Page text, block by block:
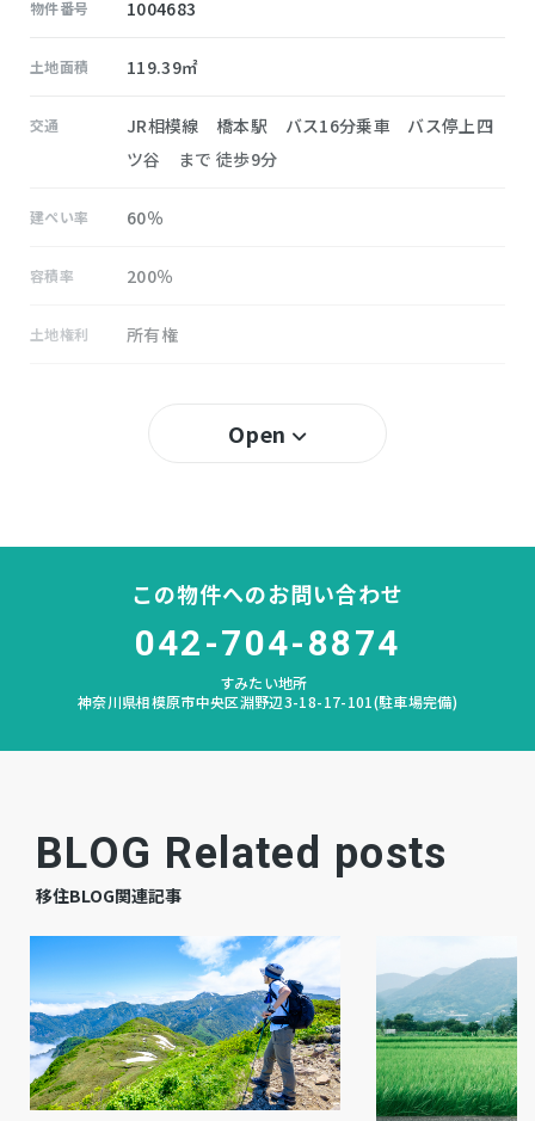
物件番号 1004683
土地面積 119.39㎡
交通
JR相模線 橋本駅 バス16分乗車 バス停上四
ツ谷 まで 徒歩9分
建ぺい率 60％
容積率 200％
土地権利 所有権
なし
上水道 公共
ガス プロパン個別
都市計画 市街化区域
用途地域 工業
Open
この物件へのお問い合わせ
042-704-8874
すみたい地所
神奈川県相模原市中央区淵野辺3-18-17-101(駐車場完備)
BLOG Related posts
移住BLOG関連記事